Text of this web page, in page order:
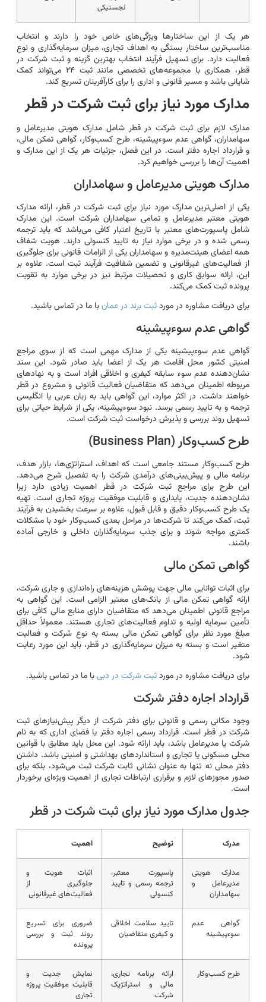
لجستیکی
هر یک از این ساختارها ویژگی‌های خاص خود را دارند و انتخاب
مناسب‌ترین ساختار بستگی به اهداف تجاری، میزان سرمایه‌گذاری و نوع
فعالیت دارد. برای تسهیل فرآیند انتخاب بهترین گزینه و ثبت شرکت در
قطر، همکاری با مجموعه‌های تخصصی مانند ثبت ۲۴ می‌تواند کمک
شایانی باشد و مسیر قانونی و اداری را برای کارآفرینان تسریع کند.
مدارک مورد نیاز برای ثبت شرکت در قطر
مدارک لازم برای ثبت شرکت در قطر شامل مدارک هویتی مدیرعامل و
سهامداران، گواهی عدم سوءپیشینه، طرح کسب‌وکار، گواهی تمکن مالی،
و قرارداد اجاره دفتر است. در این فصل، جزئیات هر یک از این مدارک و
اهمیت آن‌ها را بررسی خواهیم کرد.
مدارک هویتی مدیرعامل و سهامداران
یکی از اصلی‌ترین مدارک مورد نیاز برای ثبت شرکت در قطر، ارائه مدارک
هویتی معتبر مدیرعامل و تمامی سهامداران شرکت است. این مدارک
شامل پاسپورت‌های معتبر با تاریخ اعتبار کافی می‌باشد که باید ترجمه
رسمی شده و در برخی موارد نیاز به تایید کنسولی دارند. هویت شفاف
همه اعضای هیئت‌مدیره و سهامداران یکی از الزامات قانونی برای جلوگیری
از فعالیت‌های غیرقانونی و تضمین شفافیت فرآیند ثبت است. علاوه بر
این، ارائه سوابق کاری و تحصیلات مرتبط نیز در برخی موارد به تقویت
پرونده ثبت کمک می‌کند.
برای دریافت مشاوره در موردثبت برند در عمانبا ما در تماس باشید.
گواهی عدم سوءپیشینه
گواهی عدم سوءپیشینه یکی از مدارک مهمی است که از سوی مراجع
امنیتی کشور محل اقامت هر یک از اعضا باید صادر شود. این سند
نشان‌دهنده عدم سوء سابقه کیفری و اخلاقی افراد است و به نهادهای
مربوطه اطمینان می‌دهد که متقاضیان فعالیت قانونی و مشروع در قطر
خواهند داشت. در اکثر موارد، این گواهی باید به زبان عربی یا انگلیسی
ترجمه و به تایید رسمی برسد. نبود سوءپیشینه، یکی از شرایط حیاتی برای
تسهیل روند بررسی و پذیرش درخواست ثبت شرکت است.
طرح کسب‌وکار (Business Plan)
طرح کسب‌وکار مستند جامعی است که اهداف، استراتژی‌ها، بازار هدف،
برنامه مالی و پیش‌بینی‌های درآمدی شرکت را به تفصیل شرح می‌دهد.
این طرح برای مراجع ثبت شرکت در قطر اهمیت زیادی دارد زیرا
نشان‌دهنده جدیت، پایداری و قابلیت موفقیت پروژه تجاری است. تهیه
یک طرح کسب‌وکار دقیق و قابل قبول، علاوه بر سرعت بخشیدن به فرآیند
ثبت، کمک می‌کند تا شرکت‌ها در مراحل بعدی کسب‌وکار خود با مشکلات
کمتری مواجه شوند و برای جذب سرمایه‌گذاران داخلی و خارجی آماده
باشند.
گواهی تمکن مالی
برای اثبات توانایی مالی جهت پوشش هزینه‌های راه‌اندازی و جاری شرکت،
ارائه گواهی تمکن مالی از بانک‌های معتبر الزامی است. این گواهی به
مراجع قانونی اطمینان می‌دهد که متقاضیان دارای منابع مالی کافی برای
تأمین سرمایه اولیه و تداوم فعالیت‌های تجاری هستند. معمولاً حداقل
مبلغ مورد نظر برای گواهی تمکن مالی بسته به نوع شرکت و فعالیت
متغیر است و بسته به میزان سرمایه‌گذاری در قطر، باید این مورد رعایت
شود.
برای دریافت مشاوره در موردثبت شرکت در دبیبا ما در تماس باشید.
قرارداد اجاره دفتر شرکت
وجود مکانی رسمی و قانونی برای دفتر شرکت از دیگر پیش‌نیازهای ثبت
شرکت در قطر است. قرارداد رسمی اجاره دفتر یا فضای اداری که به نام
شرکت یا مدیرعامل باشد، باید ارائه شود. این محل باید مطابق با قوانین
محلی مسکونی یا تجاری و استانداردهای بهداشتی و امنیتی باشد. داشتن
دفتر محلی نه تنها به عنوان نشانی ثابت شرکت ثبت می‌شود، بلکه برای
صدور مجوزهای لازم و برقراری ارتباطات تجاری از اهمیت ویژه‌ای برخوردار
است.
جدول مدارک مورد نیاز برای ثبت شرکت در قطر
مدرک توضیح اهمیت
مدارک هویتی
مدیرعامل و
سهامداران
پاسپورت معتبر،
ترجمه رسمی و تایید
کنسولی
اثبات هویت و
جلوگیری از
فعالیت‌های غیرقانونی
گواهی عدم
سوءپیشینه
تایید سلامت اخلاقی
و کیفری متقاضیان
ضروری برای تسریع
روند ثبت و بررسی
پرونده
طرح کسب‌وکار
ارائه برنامه تجاری،
مالی و استراتژیک
شرکت
نمایش جدیت و
قابلیت موفقیت پروژه
تجاری